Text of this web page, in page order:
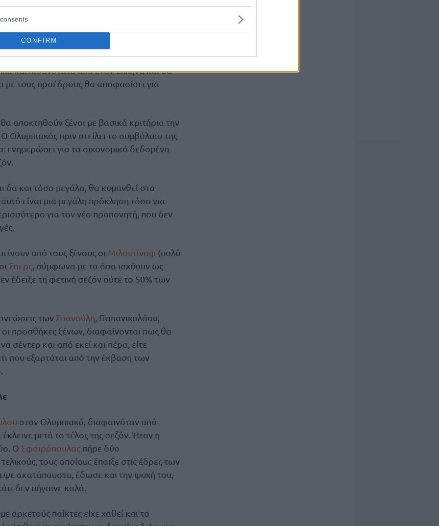
CONFIRM
ρόστερ της επόμενης σεζόν.
μπάτζετ και ρόστερ
του επιτελείο που θα απαρτίζεται από
και πιθανότατα από έναν Έλληνα και θα
με τους προέδρους θα αποφασίσει για
αποκτηθούν ξένοι με βασικά κριτήρια την
Ολυμπιακός πριν στείλει το συμβόλαιο της
ενημερώσει για τα οικονομικά δεδομένα
δα και τόσο μεγάλο, θα κυμανθεί στα
είναι μια μεγάλη πρόκληση τόσο για
για τον νέο προπονητή, που δεν
από τους ξένους οι Μιλουτίνοφ (πολύ
Σπερς, σύμφωνα με τα όσα ισχύουν ως
έδειξε τη φετινή σεζόν ούτε το 50% των
των Σπανούλη, Παπανικολάου,
προσθήκες ξένων, διαφαίνονται πως θα
σέντερ και από εκεί και πέρα, είτε
που εξαρτάται από την έκβαση των
στον Ολυμπιακό, διαφαινόταν από
μετά το τέλος της σεζόν. Ήταν η
Ο Σφαιρόπουλος πήρε δύο
τους οποίους έπαιξε στις έδρες των
ακατάπαυστα, έδωσε και την ψυχή του,
δεν πήγαινε καλά.
αρκετούς παίκτες είχε χαθεί και το